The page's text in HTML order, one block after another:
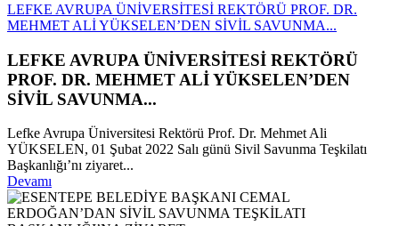
LEFKE AVRUPA ÜNİVERSİTESİ REKTÖRÜ PROF. DR.
MEHMET ALİ YÜKSELEN’DEN SİVİL SAVUNMA...
LEFKE AVRUPA ÜNİVERSİTESİ REKTÖRÜ
PROF. DR. MEHMET ALİ YÜKSELEN’DEN
SİVİL SAVUNMA...
Lefke Avrupa Üniversitesi Rektörü Prof. Dr. Mehmet Ali
YÜKSELEN, 01 Şubat 2022 Salı günü Sivil Savunma Teşkilatı
Başkanlığı’nı ziyaret...
Devamı